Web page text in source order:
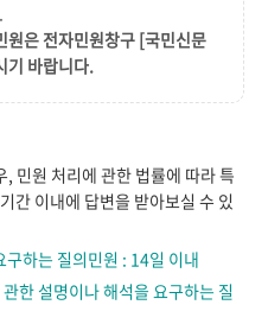
은 전자민원창구[국민신문
기 바랍니다.
민원 처리에 관한 법률에 따라 특
간 이내에 답변을 받아보실 수 있
하는 질의민원 : 14일 이내
한 설명이나 해석을 요구하는 질